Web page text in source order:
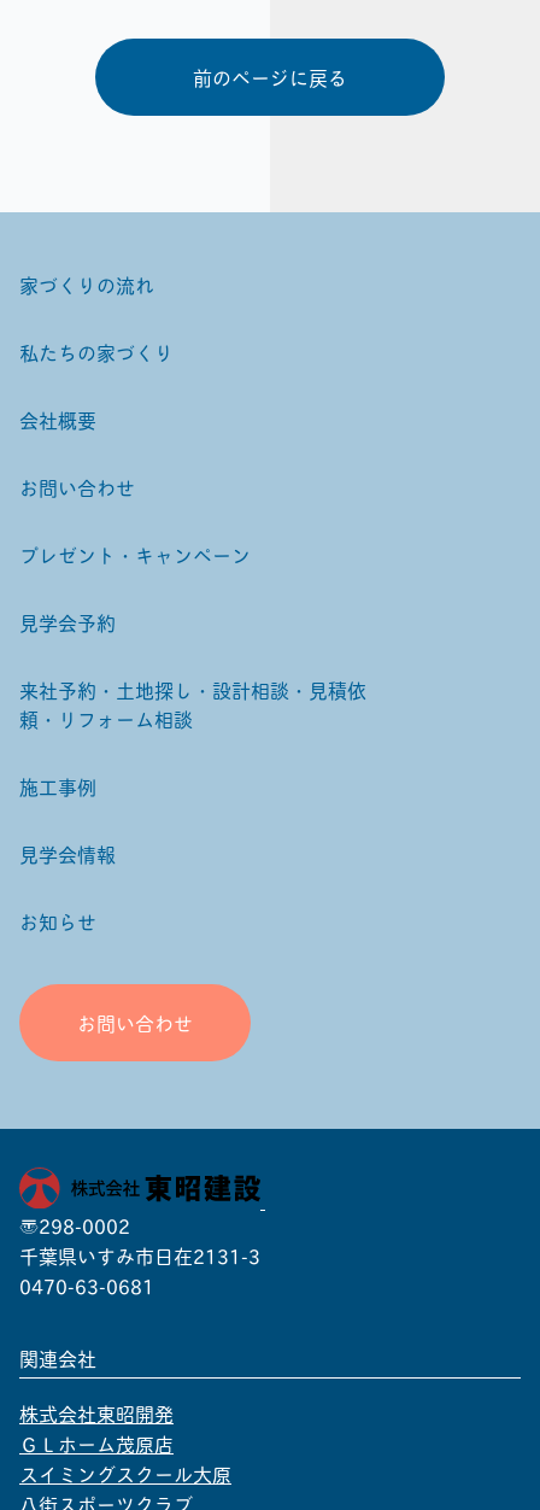
前のページに戻る
家づくりの流れ
私たちの家づくり
会社概要
お問い合わせ
プレゼント・キャンペーン
見学会予約
来社予約・土地探し・設計相談・見積依
頼・リフォーム相談
施工事例
見学会情報
お知らせ
お問い合わせ
〒298-0002
千葉県いすみ市日在2131-3
0470-63-0681
関連会社
株式会社東昭開発
ＧＬホーム茂原店
スイミングスクール大原
八街スポーツクラブ